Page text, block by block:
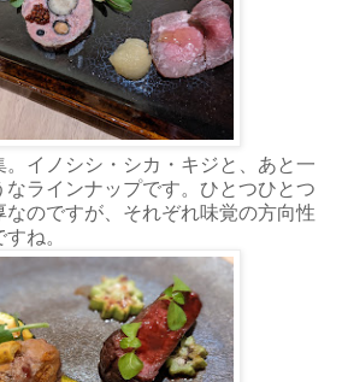
。イノシシ・シカ・キジと、あと一
ラインナップです。ひとつひとつ
のですが、それぞれ味覚の方向性
ね。